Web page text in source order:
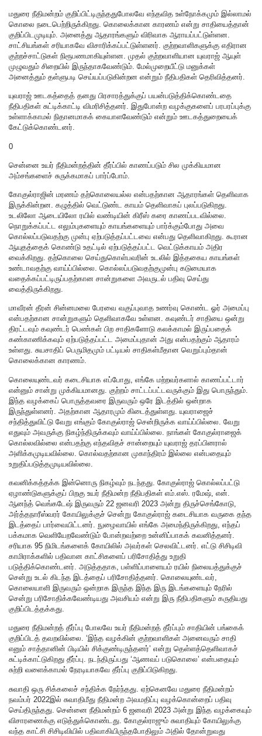
மதுரை நீதிமன்றம் குறிப்பிட்டிருந்ததுபோலவே எந்தவித உள்நோக்கமும் இல்லாமல்
கொலை நடைபெற்றிருக்கிறது. கொலைக்கான காரணம் என்று சாதியைத்தான்
குறிப்பிடமுடியும். அனைத்து ஆதாரங்களும் விரிவாக ஆராயப்பட்டுள்ளன.
சாட்சியங்கள் சரியாகவே விசாரிக்கப்பட்டுள்ளனர். குற்றவாளிகளுக்கு எதிரான
குற்றச்சாட்டுகள் நிரூபணமாகியுள்ளன. முதல் குற்றவாளியான யுவராஜ் ஆயுள்
முழுவதும் சிறையில் இருந்தாகவேண்டும். மேல்முறையீட்டு மனுக்கள்
அனைத்தும் தள்ளுபடி செய்யப்படுகின்றன என்றும் நீதிபதிகள் தெரிவித்தனர்.
யுவராஜ் ஊடகத்தைத் தனது பிரசாரத்துக்குப் பயன்படுத்திக்கொண்டதை
நீதிபதிகள் சுட்டிக்காட்டி விமரிசித்தனர். இதுபோன்ற வழக்குகளைப் பரபரப்புக்கு
உள்ளாக்காமல் நிதானமாகக் கையாளவேண்டும் என்றும் ஊடகத்துறையைக்
கேட்டுக்கொண்டனர்.
0
சென்னை உயர் நீதிமன்றத்தின் தீர்ப்பில் காணப்படும் சில முக்கியமான
அம்சங்களைச் சுருக்கமாகப் பார்ப்போம்.
கோகுல்ராஜின் மரணம் தற்கொலையல்ல என்பதற்கான ஆதாரங்கள் தெளிவாக
இருக்கின்றன. கழுத்தில் வெட்டுண்ட காயம் தெளிவாகப் புலப்படுகிறது.
உடலிலோ ஆடையிலோ ரயில் வண்டியின் கிரீஸ் கரை காணப்படவில்லை.
நொறுக்கப்பட்ட எலும்புகளையும் காயங்களையும் பார்க்கும்போது அவை
கொல்லப்படுவதற்கு முன்பு ஏற்படுத்தப்பட்டவை என்பது தெளிவாகிறது. கூரான
ஆயுதத்தைக் கொண்டு உதட்டில் ஏற்படுத்தப்பட்ட வெட்டுக்காயம் அதிர
வைக்கிறது. தற்கொலை செய்துகொள்பவரின் உடலில் இத்தகைய காயங்கள்
உண்டாவதற்கு வாய்ப்பில்லை. கொல்லப்படுவதற்குமுன்பு கடுமையாக
வதைக்கப்பட்டிருப்பதற்கான சான்றுகளை அவருடல் பதிவு செய்து
வைத்திருக்கிறது.
மாவீரன் தீரன் சின்னமலை பேரவை வகுப்புவாத உணர்வு கொண்ட ஓர் அமைப்பு
என்பதற்கான சான்றுகளும் தெளிவாகவே உள்ளன. கவுண்டர் சாதியை ஒன்று
திரட்டவும் கவுண்டர் பெண்கள் பிற சாதிகளோடு கலக்காமல் இருப்பதைக்
கண்காணிக்கவும் ஏற்படுத்தப்பட்ட அமைப்புதான் அது என்பதற்கும் ஆதாரம்
உள்ளது. சுயசாதிப் பெருமிதமும் பட்டியல் சாதிகள்மீதான வெறுப்பும்தான்
கொலைக்கான காரணம்.
கொலையுண்டவர் கடைசியாக எப்போது, எங்கே மற்றவர்களால் காணப்பட்டார்
என்னும் சான்று முக்கியமானது. குற்றம் சாட்டப்பட்டவருக்கும் இது பொருந்தும்.
இந்த வழக்கைப் பொருத்தவரை இருவரும் ஒரே இடத்தில் ஒன்றாக
இருந்துள்ளனர். அதற்கான ஆதாரமும் கிடைத்துள்ளது. யுவராஜைச்
சந்தித்துவிட்டு வேறு எங்கும் கோகுல்ராஜ் சென்றிருக்க வாய்ப்பில்லை. வேறு
எதுவும் அவருக்கு நிகழ்ந்திருக்கவும் வாய்ப்பில்லை. நாங்கள் கோகுல்ராஜைக்
கொல்லவில்லை என்பதற்கு எந்தவிதச் சான்றையும் யுவராஜ் தரப்பினரால்
அளிக்கமுடியவில்லை. கொல்வதற்கான முகாந்திரம் இல்லை என்பதையும்
உறுதிப்படுத்தமுடியவில்லை.
கவனிக்கத்தக்க இன்னொரு நிகழ்வும் நடந்தது. கோகுல்ராஜ் கொல்லப்பட்டு
ஏழாண்டுகளுக்குப் பிறகு உயர் நீதிமன்ற நீதிபதிகள் எம்.எஸ். ரமேஷ், என்.
ஆனந்த் வெங்கடேஷ் இருவரும் 22 ஜனவரி 2023 அன்று திருச்செங்கோடு,
அர்த்தநாரீஸ்வரர் கோயிலுக்குச் சென்று கோகுல்ராஜ் கடைசியாக வருகை தந்த
இடத்தைப் பார்வையிட்டனர். நுழைவாயில் எங்கே அமைந்திருக்கிறது, எந்தப்
பக்கமாக வெளியேறவேண்டும் போன்றவற்றை உன்னிப்பாகக் கவனித்தனர்.
சரியாக 95 நிமிடங்களைக் கோயிலில் அவர்கள் செலவிட்டனர். எட்டு சிசிடிவி
காமிராக்களில் பதிவான காட்சிகளைப் பரிசோதித்து உறுதி
படுத்திக்கொண்டனர். அடுத்ததாக, பள்ளிப்பாளையம் ரயில் நிலையத்துக்குச்
சென்று உடல் கிடந்த இடத்தைப் பரிசோதித்தனர். கொலையுண்டவர்,
கொலையாளி இருவரும் ஒன்றாக இருந்த இந்த இரு இடங்களையும் நேரில்
சென்று பரிசோதிக்கவேண்டியது அவசியம் என்று இரு நீதிபதிகளும் கருதியது
குறிப்பிடத்தக்கது.
மதுரை நீதிமன்றத் தீர்ப்பு போலவே உயர் நீதிமன்றத் தீர்ப்பும் சாதியின் பங்கைக்
குறிப்பிடத் தவறவில்லை. ‘இந்த வழக்கின் குற்றவாளிகள் அனைவரும் சாதி
எனும் சாத்தானின் பிடியில் சிக்குண்டிருந்தனர்’ என்று தெள்ளத்தெளிவாகச்
சுட்டிக்காட்டுகிறது தீர்ப்பு. நடந்திருப்பது ‘ஆணவப் படுகொலை’ என்பதையும்
சுற்றி வளைக்காமல் நேரடியாகவே தீர்ப்பு குறிப்பிடுகிறது.
சுவாதி ஒரு சிக்கலைச் சந்திக்க நேர்ந்தது. ஏற்கெனவே மதுரை நீதிமன்றம்
நவம்பர் 2022இல் சுவாதிமீது நீதிமன்ற அவமதிப்பு வழக்கொன்றைப் பதிவு
செய்திருந்தது. சென்னை நீதிமன்றம் 6 ஜனவரி 2023 அன்று இந்த வழக்கையும்
விசாரணைக்கு எடுத்துக்கொண்டது. கோகுல்ராஜும் சுவாதியும் கோயிலுக்கு
வந்த காட்சி சிசிடிவியில் பதிவாகியிருந்தபோதிலும் அதில் தோன்றுவது